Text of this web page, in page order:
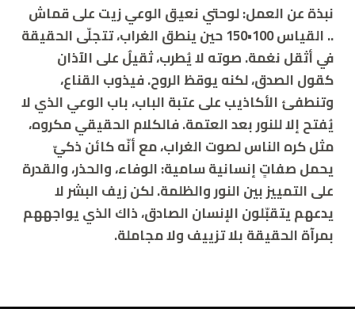
نبذة عن العمل:لوحتي نعيق الوعي زيت على قماش
.. القياس 100•150 حين ينطق الغراب، تتجلّى الحقيقة
في أثقل نغمة. صوته لا يُطرب، ثقيلٌ على الآذان
كقول الصدق، لكنه يوقظ الروح. فيذوب القناع،
وتنطفئ الأكاذيب على عتبة الباب، باب الوعي الذي لا
يُفتح إلا للنور بعد العتمة. فالكلام الحقيقي مكروه،
مثل كره الناس لصوت الغراب، مع أنّه كائن ذكيّ
يحمل صفاتٍ إنسانية سامية: الوفاء، والحذر، والقدرة
على التمييز بين النور والظلمة. لكن زيف البشر لا
يدعهم يتقبّلون الإنسان الصادق، ذاك الذي يواجههم
بمرآة الحقيقة بلا تزييف ولا مجاملة.